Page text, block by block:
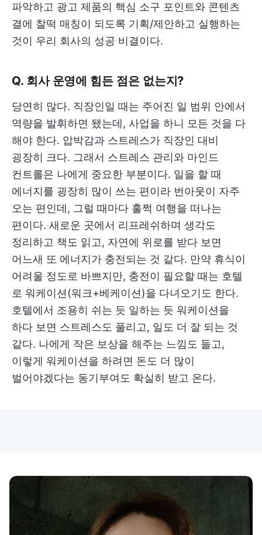
파악하고 광고 제품의 핵심 소구 포인트와 콘텐츠
결에 찰떡 매칭이 되도록 기획/제안하고 실행하는
것이 우리 회사의 성공 비결이다.
Q. 회사 운영에 힘든 점은 없는지?
당연히 많다. 직장인일 때는 주어진 일 범위 안에서
역량을 발휘하면 됐는데, 사업을 하니 모든 것을 다
해야 한다. 압박감과 스트레스가 직장인 대비
굉장히 크다. 그래서 스트레스 관리와 마인드
컨트롤은 나에게 중요한 부분이다. 일을 할 때
에너지를 굉장히 많이 쓰는 편이라 번아웃이 자주
오는 편인데, 그럴 때마다 훌쩍 여행을 떠나는
편이다. 새로운 곳에서 리프레쉬하며 생각도
정리하고 책도 읽고, 자연에 위로를 받다 보면
어느새 또 에너지가 충전되는 것 같다. 만약 휴식이
어려울 정도로 바쁘지만, 충전이 필요할 때는 호텔
로 워케이션(워크+베케이션)을 다녀오기도 한다.
호텔에서 조용히 쉬는 듯 일하는 듯 워케이션을
하다 보면 스트레스도 풀리고, 일도 더 잘 되는 것
같다. 나에게 작은 보상을 해주는 느낌도 들고,
이렇게 워케이션을 하려면 돈도 더 많이
벌어야겠다는 동기부여도 확실히 받고 온다.